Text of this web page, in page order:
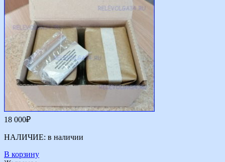
18 000₽
НАЛИЧИЕ: в наличии
В корзину